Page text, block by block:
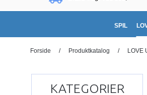
SPIL
Forside / Produktkatalog / LOVE
KATEGORIER